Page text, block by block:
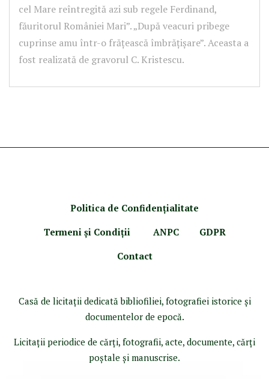
cel Mare reîntregită azi sub regele Ferdinand,
făuritorul României Mari”. „După veacuri pribege
cuprinse amu într-o frățească îmbrățișare”. Aceasta a
fost realizată de gravorul C. Kristescu.
Politica de Confidenţialitate
Termeni şi Condiţii
ANPC
GDPR
Contact
Casă de licitaţii dedicată bibliofiliei, fotografiei istorice şi
documentelor de epocă.
Licitaţii periodice de cărţi, fotografii, acte, documente, cărţi
poştale şi manuscrise.